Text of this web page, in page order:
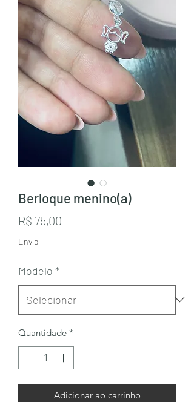
Berloque menino(a)
R$ 75,00
Envio
Modelo *
Quantidade *
Adicionar ao carrinho